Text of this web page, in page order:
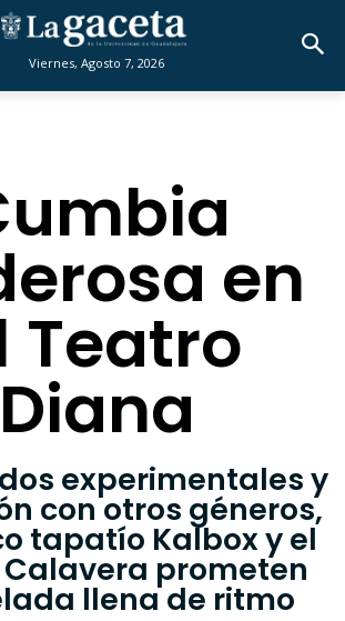
Viernes, Agosto 7, 2026
en
Teatro
Diana
experimentales y
con otros géneros,
tapatío Kalbox y el
prometen
llena de ritmo